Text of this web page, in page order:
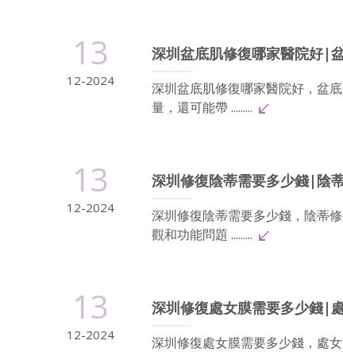
13
12-2024
深圳盆底肌修復哪家醫院好|
深圳盆底肌修復哪家醫院好，盆
量，還可能帶 .........
13
12-2024
深圳修復陰蒂需要多少錢|陰
深圳修復陰蒂需要多少錢，陰蒂
觀和功能問題 .........
13
12-2024
深圳修復處女膜需要多少錢|
深圳修復處女膜需要多少錢，處